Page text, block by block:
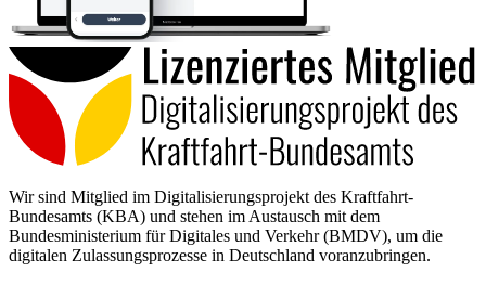
Wir sind Mitglied im Digitalisierungsprojekt des Kraftfahrt-
Bundesamts (KBA) und stehen im Austausch mit dem
Bundesministerium für Digitales und Verkehr (BMDV), um die
digitalen Zulassungsprozesse in Deutschland voranzubringen.